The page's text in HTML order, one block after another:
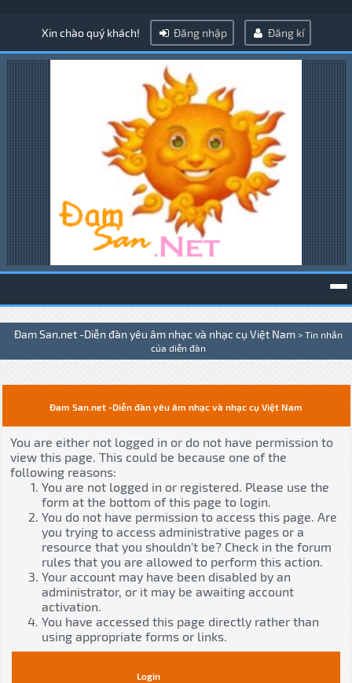
Xin chào quý khách! Đăng nhập Đăng kí
Đam San.net -Diễn đàn yêu âm nhạc và nhạc cụ Việt Nam > Tin nhắn
của diễn đàn
Đam San.net -Diễn đàn yêu âm nhạc và nhạc cụ Việt Nam
You are either not logged in or do not have permission to
view this page. This could be because one of the
following reasons:
You are not logged in or registered. Please use the
form at the bottom of this page to login.
You do not have permission to access this page. Are
you trying to access administrative pages or a
resource that you shouldn't be? Check in the forum
rules that you are allowed to perform this action.
Your account may have been disabled by an
administrator, or it may be awaiting account
activation.
You have accessed this page directly rather than
using appropriate forms or links.
Login